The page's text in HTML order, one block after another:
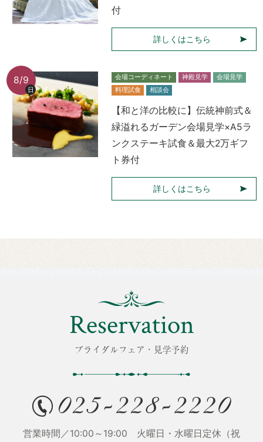
付
詳しくはこちら
8/9
日
会場コーディネート 神殿見学
会場見学
料理試食
相談会
【和と洋の比較に】伝統神前式＆
緑溢れるガーデン会場見学×A5ラ
ンクステーキ試食＆最大2万ギフ
ト券付
詳しくはこちら
Reservation
ブライダルフェア・見学予約
営業時間／10:00～19:00 火曜日・水曜日定休（祝